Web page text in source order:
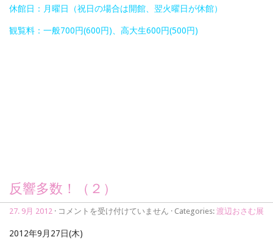
休館日：月曜日（祝日の場合は開館、翌火曜日が休館）
観覧料：一般700円(600円)、高大生600円(500円)
反響多数！（２）
27. 9月 2012 · 反
多
コメントを受け付けていません · Categories: 渡辺おさむ展
2012年9月27日(木)